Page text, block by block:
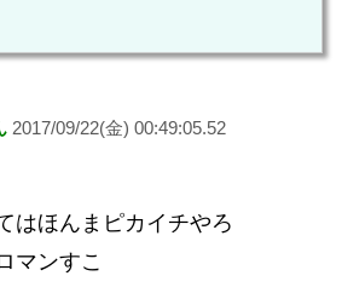
2017/09/22(金) 00:49:05.52
はほんまピカイチやろ
マンすこ